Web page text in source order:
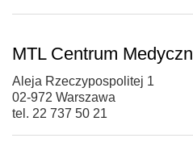
MTL Centrum
Aleja Rzeczypospolitej 1
02-972 Warszawa
tel. 22 737 50 21